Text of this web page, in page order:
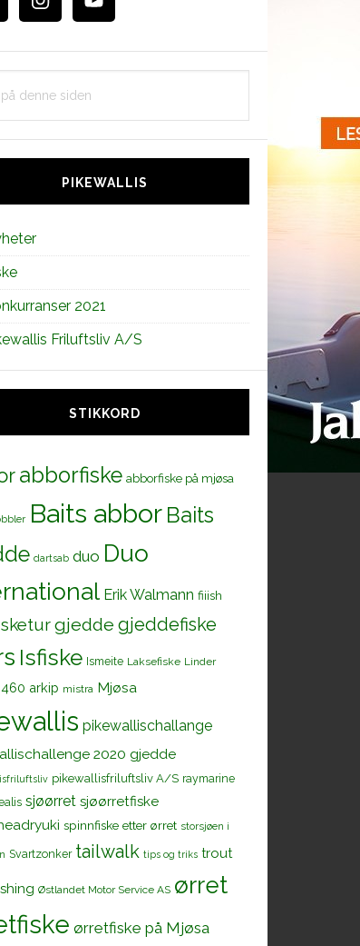
PIKEWALLIS
2021
Friluftsliv A/S
STIKKORD
abborfiske abborfiske på mjøsa
Baits abbor Baits
dartsab duo Duo
Erik Walmann fiiish
gjedde gjeddefiske
Isfiske Ismeite Laksefiske Linder
arkip mistra Mjøsa
pikewallischallange
2020 gjedde
pikewallisfriluftsliv A/S raymarine
sjøørret sjøørretfiske
spinnfiske etter ørret storsjøen i
Svartzonker tailwalk tips og triks trout
Østlandet Motor Service AS ørret
ørretfiske på Mjøsa